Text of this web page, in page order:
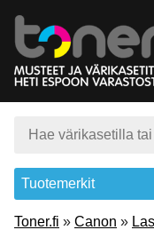
Tuotemerkit
Toner.fi » Canon »